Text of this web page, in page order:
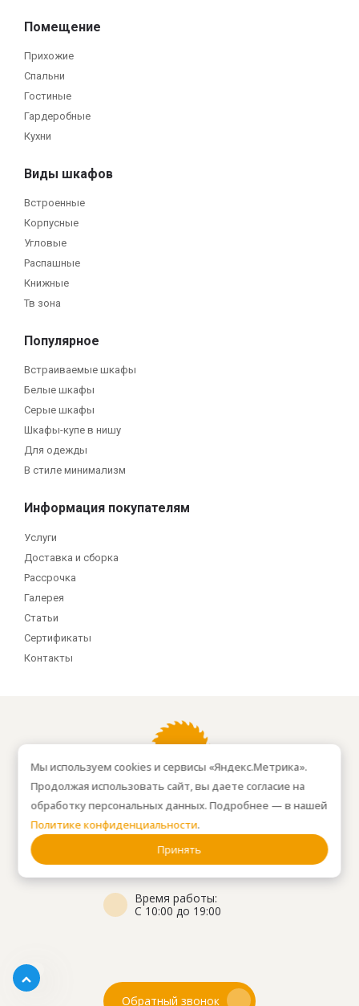
Помещение
Прихожие
Спальни
Гостиные
Гардеробные
Кухни
Виды шкафов
Встроенные
Корпусные
Угловые
Распашные
Книжные
Тв зона
Популярное
Встраиваемые шкафы
Белые шкафы
Серые шкафы
Шкафы-купе в нишу
Для одежды
В стиле минимализм
Информация покупателям
Услуги
Доставка и сборка
Рассрочка
Галерея
Статьи
Сертификаты
Контакты
8(499) 450-69-33
zakaz@lk-fabrika.ru
Время работы:
С 10:00 до 19:00
Обратный звонок
Мы используем cookies и сервисы «Яндекс.Метрика».
Продолжая использовать сайт, вы даете согласие на
обработку персональных данных. Подробнее — в нашей
Политике конфиденциальности.
Принять